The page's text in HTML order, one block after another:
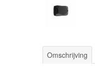
Omschrijving